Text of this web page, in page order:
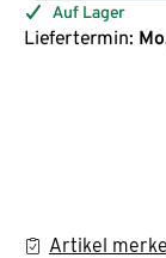
Auf Lager
Liefertermin:
Artikel